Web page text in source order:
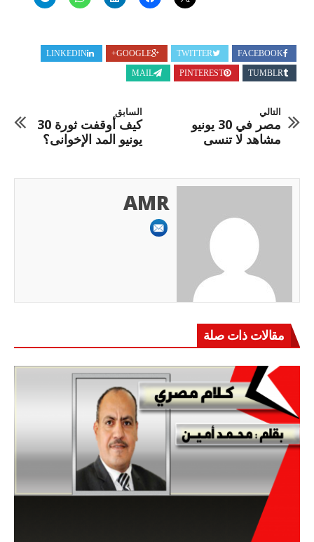
FACEBOOK
TWITTER
GOOGLE+
LINKEDIN
TUMBLR
PINTEREST
MAIL
السابق
كيف أوقفت ثورة 30
يونيو المد الإخوانى؟
التالي
مصر في 30 يونيو
مشاهد لا تنسى
AMR
مقالات ذات صلة